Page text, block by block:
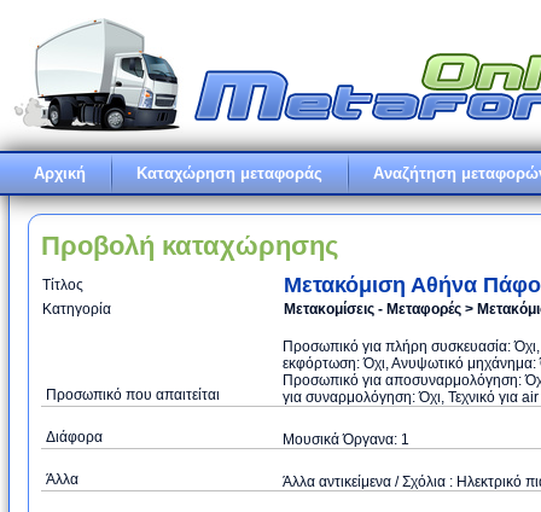
Αρχική Καταχώρηση μεταφοράς Αναζήτηση
Προβολή καταχώρησης
Τίτλος Μετακόμιση Αθήνα Πάφο
Κατηγορία Μετακομίσεις - Μεταφορές >
Προσωπικό που απαιτείται
Προσωπικό για πλήρη συσκευασία:
εκφόρτωση: Όχι, Ανυψωτικό μηχάνημα:
Προσωπικό για αποσυναρμολόγηση:
για συναρμολόγηση: Όχι, Τεχνικό για
Διάφορα Μουσικά Όργανα: 1
Άλλα Άλλα αντικείμενα / Σχόλια : Ηλεκτρικό